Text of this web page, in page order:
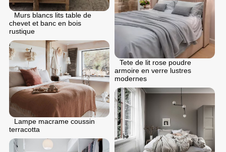
Murs blancs lits table de
chevet et banc en bois
rustique
Tete de lit rose poudre
armoire en verre lustres
modernes
Lampe macrame coussin
terracotta